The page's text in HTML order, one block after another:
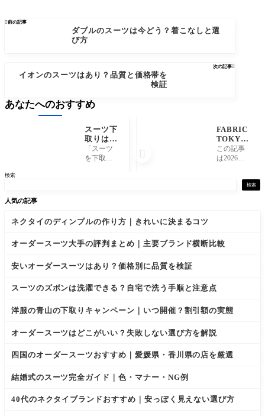
前の記事
ダブルのスーツは今どう？着こなしと選
び方
次の記事
イオンのスーツはあり？品質と価格帯を
検証
検索
検索
人気の記事
ネクタイのディンプルの作り方｜きれいに決まるコツ
オーダースーツ大手の評判まとめ｜主要ブランド横断比較
安いオーダースーツはあり？価格別に品質を検証
スーツのズボンは洗濯できる？自宅で洗う手順と注意点
洋服の青山の下取りキャンペーン｜いつ開催？割引額の実態
オーダースーツはどこがいい？失敗しない選び方を解説
四国のオーダースーツおすすめ｜愛媛県・香川県の店を厳選
結婚式のスーツ完全ガイド｜色・マナー・NG例
40代のネクタイブランドおすすめ｜安っぽく見えない選び方
あなたへのおすすめ
スーツ下
取りは現
金化でき
る？割引
「スーツ
を下取り
頭でとま
がありま
のスーツ
量販店の
FABRIC
TOKYO
の評判｜
ネットオ
この記事
は2026年7
は変更さ
